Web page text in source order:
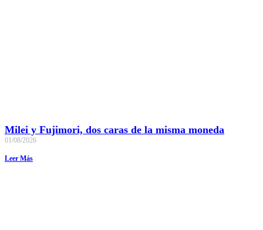
Milei y Fujimori, dos caras de la misma moneda
01/08/2026
Leer Más